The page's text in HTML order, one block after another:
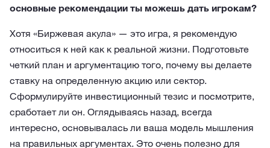
основные рекомендации ты можешь дать игрокам?
Хотя «Биржевая акула» — это игра, я рекомендую
относиться к ней как к реальной жизни. Подготовьте
четкий план и аргументацию того, почему вы делаете
ставку на определенную акцию или сектор.
Сформулируйте инвестиционный тезис и посмотрите,
сработает ли он. Оглядываясь назад, всегда
интересно, основывалась ли ваша модель мышления
на правильных аргументах. Это очень полезно для